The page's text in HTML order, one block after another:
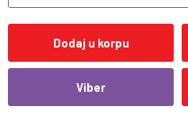
Dodaj u korpu
Viber